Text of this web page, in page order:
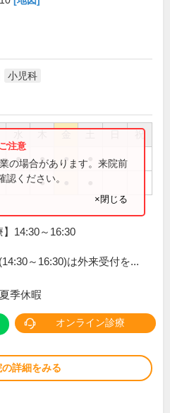
小児科
祝
● ● ●
●
の場合があります。来院前
ください。
×閉じる
】14:30～16:30
～16:30)は外来受付を...
季休暇
オンライン診療
詳細をみる